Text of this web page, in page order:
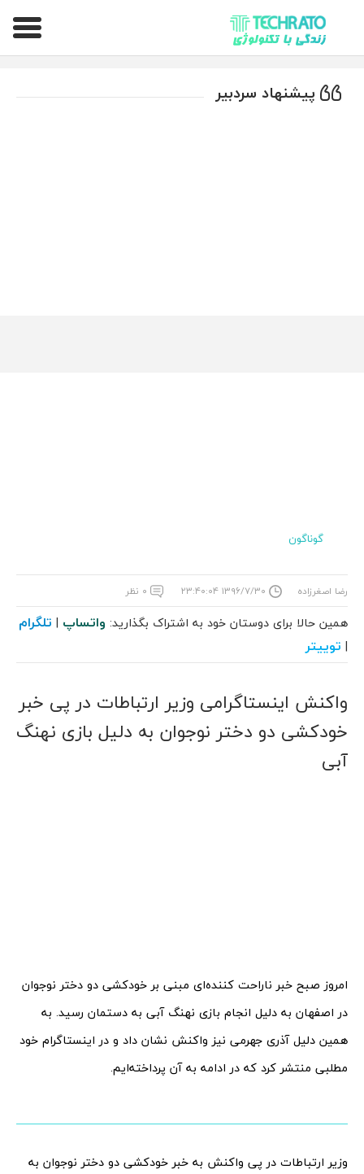
تکراتو – زندگی با تکنولوژی
پیشنهاد سردبیر
گوناگون
رضا اصغرزاده ۱۳۹۶/۷/۳۰ ۲۳:۴۰:۰۴ ۰ نظر
همین حالا برای دوستان خود به اشتراک بگذارید: واتساپ | تلگرام
| توییتر
واکنش اینستاگرامی وزیر ارتباطات در پی خبر
خودکشی دو دختر نوجوان به دلیل بازی نهنگ
آبی
امروز صبح خبر ناراحت کننده‌ای مبنی بر خودکشی دو دختر نوجوان
در اصفهان به دلیل انجام بازی نهنگ آبی به دستمان رسید. به
همین دلیل آذری جهرمی نیز واکنش نشان داد و در اینستاگرام خود
مطلبی منتشر کرد که در ادامه به آن پرداخته‌ایم.
وزیر ارتباطات در پی واکنش به خبر خودکشی دو دختر نوجوان به